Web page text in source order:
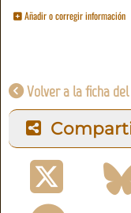
Añadir o corregir información
Volver a la ficha